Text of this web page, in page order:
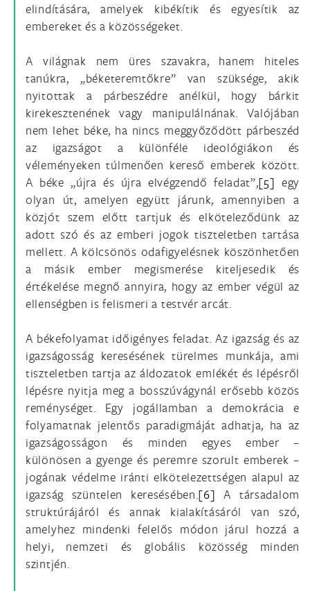
elindítására, amelyek kibékítik és egyesítik az
embereket és a közösségeket.
A világnak nem üres szavakra, hanem hiteles
tanúkra, „béketeremtőkre” van szüksége, akik
nyitottak a párbeszédre anélkül, hogy bárkit
kirekesztenének vagy manipulálnának. Valójában
nem lehet béke, ha nincs meggyőződött párbeszéd
az igazságot a különféle ideológiákon és
véleményeken túlmenően kereső emberek között.
A béke „újra és újra elvégzendő feladat”,[5] egy
olyan út, amelyen együtt járunk, amennyiben a
közjót szem előtt tartjuk és elköteleződünk az
adott szó és az emberi jogok tiszteletben tartása
mellett. A kölcsönös odafigyelésnek köszönhetően
a másik ember megismerése kiteljesedik és
értékelése megnő annyira, hogy az ember végül az
ellenségben is felismeri a testvér arcát.
A békefolyamat időigényes feladat. Az igazság és az
igazságosság keresésének türelmes munkája, ami
tiszteletben tartja az áldozatok emlékét és lépésről
lépésre nyitja meg a bosszúvágynál erősebb közös
reménységet. Egy jogállamban a demokrácia e
folyamatnak jelentős paradigmáját adhatja, ha az
igazságosságon és minden egyes ember –
különösen a gyenge és peremre szorult emberek –
jogának védelme iránti elkötelezettségen alapul az
igazság szüntelen keresésében.[6] A társadalom
struktúrájáról és annak kialakításáról van szó,
amelyhez mindenki felelős módon járul hozzá a
helyi, nemzeti és globális közösség minden
szintjén.